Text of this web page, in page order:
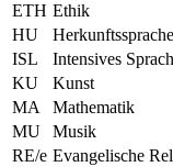
ETH Ethik
HU
Herkunftssprache
ISL
Intensives
KU
Kunst
MA
Mathematik
MU
Musik
RE/e Evangelische